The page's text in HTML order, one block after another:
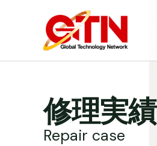
修理実績
Repair case